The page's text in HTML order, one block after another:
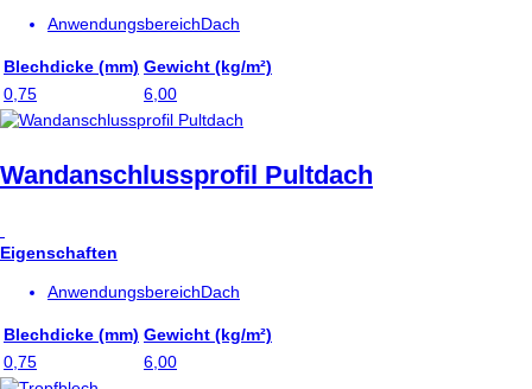
AnwendungsbereichDach
Blechdicke (mm) Gewicht (kg/m²)
0,75
6,00
Wandanschlussprofil Pultdach
Eigenschaften
AnwendungsbereichDach
Blechdicke (mm) Gewicht (kg/m²)
0,75
6,00